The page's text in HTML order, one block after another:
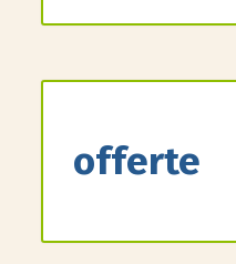
offerte